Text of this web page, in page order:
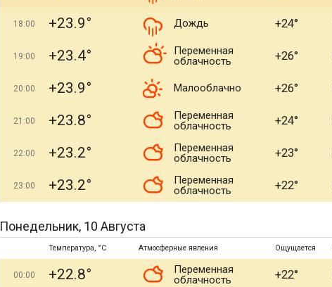
18:00 +23.9° Дождь +24°
19:00 +23.4°
Переменная
облачность
+26°
20:00 +23.9° Малооблачно +26°
21:00 +23.8°
Переменная
облачность
+24°
22:00 +23.2°
Переменная
облачность
+23°
23:00 +23.2°
Переменная
облачность
+22°
Понедельник, 10 Августа
Температура, °C Атмосферные явления Ощущается
00:00 +22.8°
Переменная
облачность
+22°